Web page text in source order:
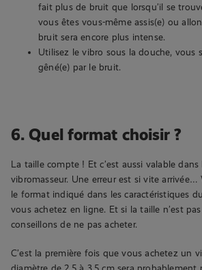
fait plus de bruit que lorsqu’il se
vous êtes vous-même assis(e) ou
bruit sera encore plus intense.
Utilisez le vibro sous la douche, vous
gêné(e) par le bruit.
6. Quel format choisir ?
La taille compte ! Et c’est aussi valable
vibromasseur. Une erreur est si vite
le format indiqué dans les caractéristiques
vous achetez en ligne. Et si la taille n’est
conseillons de ne pas acheter.
C’est la première fois que vous achetez un
diamètre de 2,5 à 3,5 cm sera probablement